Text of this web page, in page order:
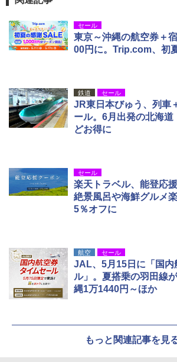
セール
東京～沖縄の航空券＋
00円に。Trip.com、初
鉄道 セール
JR東日本びゅう、列車
ール。6月出発の北海道
どお得に
セール
楽天トラベル、能登応
絶景風呂や海鮮グルメ
5％オフに
航空 セール
JAL、5月15日に「国内
ル」。夏搭乗の羽田線
縄1万1440円～ほか
もっと関連記事を見